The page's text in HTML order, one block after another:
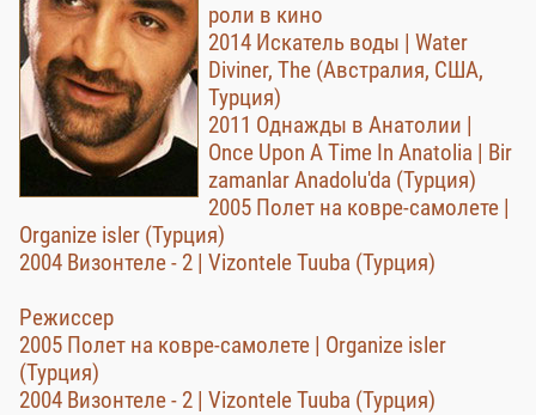
роли в кино
2014 Искатель воды | Water
Diviner, The (Австралия, США,
Турция)
2011 Однажды в Анатолии |
Once Upon A Time In Anatolia | Bir
zamanlar Anadolu'da (Турция)
2005 Полет на ковре-самолете |
Organize isler (Турция)
2004 Визонтеле - 2 | Vizontele Tuuba (Турция)
Режиссер
2005 Полет на ковре-самолете | Organize isler
(Турция)
2004 Визонтеле - 2 | Vizontele Tuuba (Турция)